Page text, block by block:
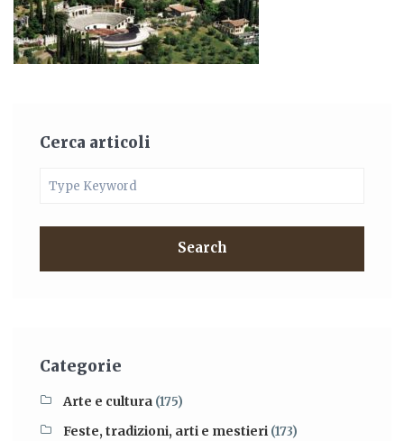
Cerca articoli
Search
Categorie
Arte e cultura (175)
Feste, tradizioni, arti e mestieri (173)